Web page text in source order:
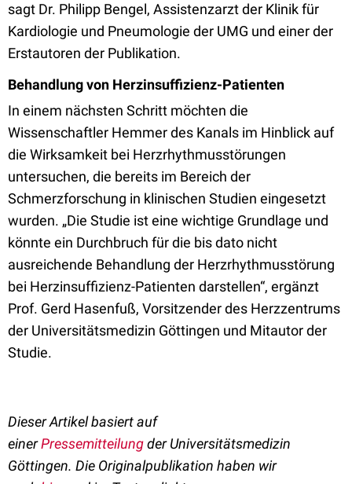
sagt Dr. Philipp Bengel, Assistenzarzt der Klinik für
Kardiologie und Pneumologie der UMG und einer der
Erstautoren der Publikation.
Behandlung von Herzinsuffizienz-Patienten
In einem nächsten Schritt möchten die
Wissenschaftler Hemmer des Kanals im Hinblick auf
die Wirksamkeit bei Herzrhythmusstörungen
untersuchen, die bereits im Bereich der
Schmerzforschung in klinischen Studien eingesetzt
wurden. „Die Studie ist eine wichtige Grundlage und
könnte ein Durchbruch für die bis dato nicht
ausreichende Behandlung der Herzrhythmusstörung
bei Herzinsuffizienz-Patienten darstellen“, ergänzt
Prof. Gerd Hasenfuß, Vorsitzender des Herzzentrums
der Universitätsmedizin Göttingen und Mitautor der
Studie.
Dieser Artikel basiert auf
einerPressemitteilungderUniversitätsmedizin
Göttingen. Die Originalpublikation haben wir